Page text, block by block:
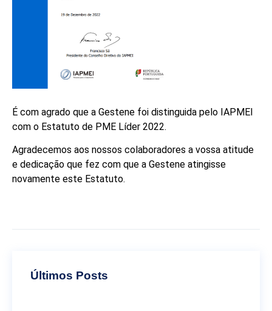
É com agrado que a Gestene foi distinguida pelo IAPMEI
com o Estatuto de PME Líder 2022.
Agradecemos aos nossos colaboradores a vossa atitude
e dedicação que fez com que a Gestene atingisse
novamente este Estatuto.
Últimos Posts